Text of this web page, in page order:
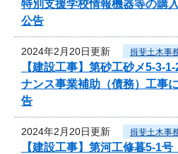
特別支援学校情報機器等の購
公告
2024年2月20日更新 揖斐土木事
【建設工事】第砂工砂メ5-
ナンス事業補助（債務）工事
告
2024年2月20日更新 揖斐土木事
【建設工事】第河工修暮5-